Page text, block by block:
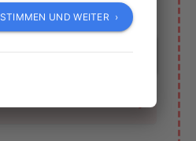
›
UND WEITER ›